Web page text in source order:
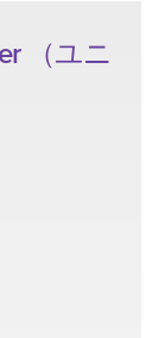
（ユニ